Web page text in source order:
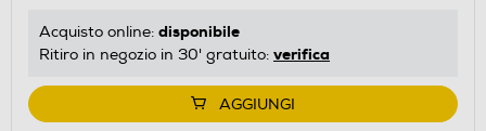
Acquisto online: disponibile
Ritiro in negozio in 30' gratuito: verifica
AGGIUNGI